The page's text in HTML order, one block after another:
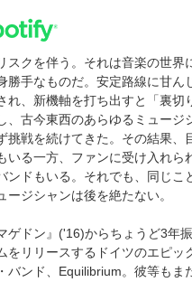
スクを伴う。それは音楽の世界
勝手なものだ。安定路線に甘ん
れ、新機軸を打ち出すと「裏切
、古今東西のあらゆるミュージ
挑戦を続けてきた。その結果、
いる一方、ファンに受け入れら
ンドもいる。それでも、同じこ
ージシャンは後を絶たない。
ゲドン』('16)からちょうど3年
をリリースするドイツのエピッ
バンド、Equilibrium。彼等もま